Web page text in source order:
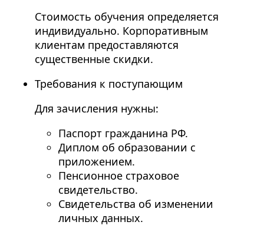
Стоимость обучения определяется
индивидуально. Корпоративным
клиентам предоставляются
существенные скидки.
Требования к поступающим
Для зачисления нужны:
Паспорт гражданина РФ.
Диплом об образовании с
приложением.
Пенсионное страховое
свидетельство.
Свидетельства об изменении
личных данных.